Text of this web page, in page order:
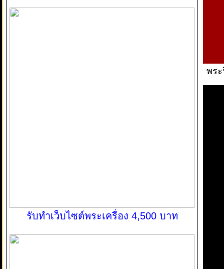
รับทำเว็บไซต์พระเครื่อง 4,500 บาท
พร